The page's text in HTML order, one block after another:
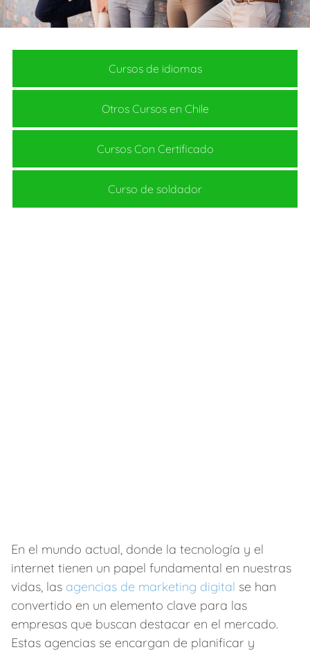
Cursos de idiomas
Otros Cursos en Chile
Cursos Con Certificado
Curso de soldador
En el mundo actual, donde la tecnología y el
internet tienen un papel fundamental en nuestras
vidas, las agencias de marketing digital se han
convertido en un elemento clave para las
empresas que buscan destacar en el mercado.
Estas agencias se encargan de planificar y